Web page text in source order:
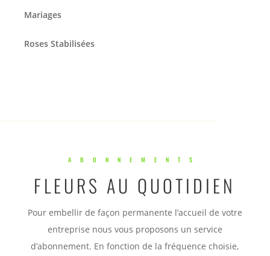
Mariages
Roses Stabilisées
ABONNEMENTS
FLEURS AU QUOTIDIEN
Pour embellir de façon permanente l’accueil de votre
entreprise nous vous proposons un service
d’abonnement. En fonction de la fréquence choisie,